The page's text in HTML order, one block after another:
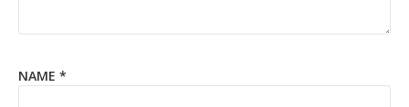
NAME *